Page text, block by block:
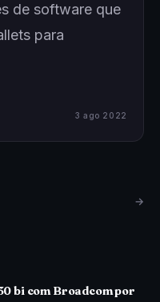
de software que
para
3 ago 2022
→
bi com Broadcom por